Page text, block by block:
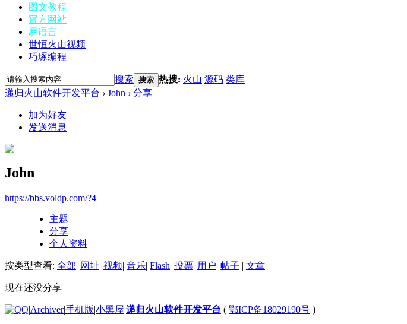
图文教程
官方网站
易语言
世恒火山视频
巧琢编程
搜索 搜索 热搜: 火山 源码 类库
递归火山软件开发平台 › John › 分享
加为好友
发送消息
John
https://bbs.voldp.com/?4
主题
分享
个人资料
按类型查看: 全部| 网址| 视频| 音乐| Flash| 投票| 用户| 帖子 | 文章
现在还没分享
|Archiver|手机版|小黑屋|递归火山软件开发平台 ( 鄂ICP备18029190号 )